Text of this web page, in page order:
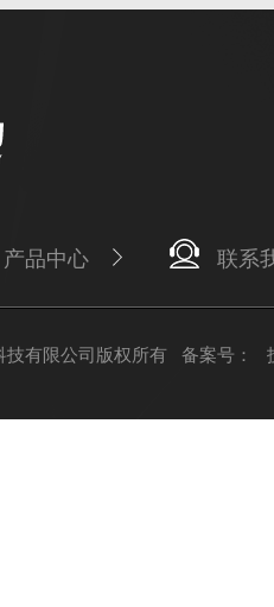
产品中心 联系
技有限公司版权所有 备案号：